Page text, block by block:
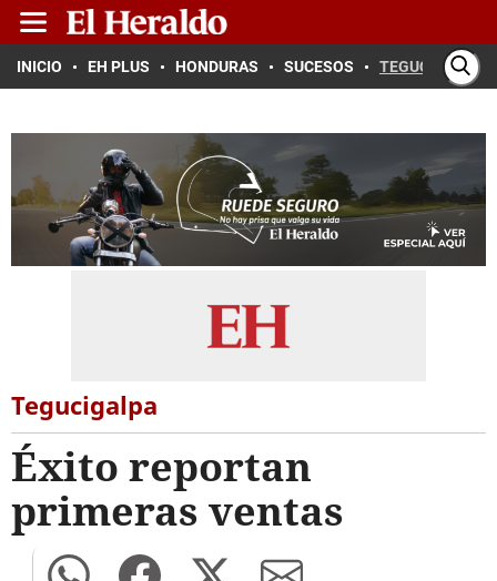
INICIO EH PLUS HONDURAS SUCESOS TEGUCIGALPA
Tegucigalpa
Éxito reportan
primeras ventas